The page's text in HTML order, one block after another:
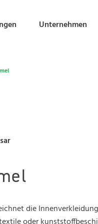
Unternehmen
bott
die